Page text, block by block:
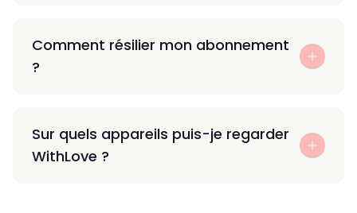
Comment résilier mon abonnement
?
Sur quels appareils puis-je regarder
WithLove ?